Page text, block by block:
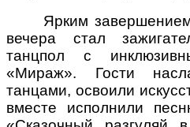
Ярким
вечера стал
танцпол с
«Мираж». Гости
танцами, освоили
вместе исполнили